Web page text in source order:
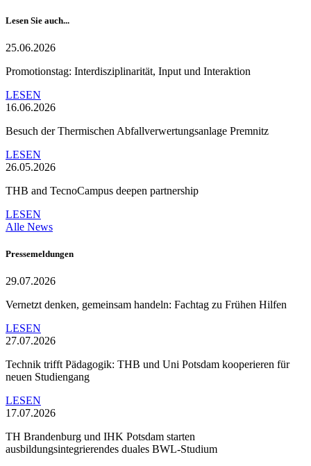
Lesen Sie auch...
25.06.2026
Promotionstag: Interdisziplinarität, Input und Interaktion
LESEN
16.06.2026
Besuch der Thermischen Abfallverwertungsanlage Premnitz
LESEN
26.05.2026
THB and TecnoCampus deepen partnership
LESEN
Alle News
Pressemeldungen
29.07.2026
Vernetzt denken, gemeinsam handeln: Fachtag zu Frühen Hilfen
LESEN
27.07.2026
Technik trifft Pädagogik: THB und Uni Potsdam kooperieren für
neuen Studiengang
LESEN
17.07.2026
TH Brandenburg und IHK Potsdam starten
ausbildungsintegrierendes duales BWL-Studium